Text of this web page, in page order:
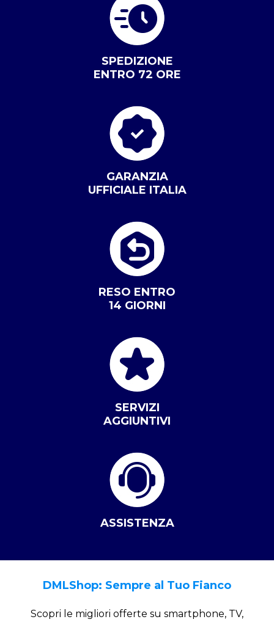
SPEDIZIONE
ENTRO 72 ORE
GARANZIA
UFFICIALE ITALIA
RESO ENTRO
14 GIORNI
SERVIZI
AGGIUNTIVI
ASSISTENZA
DMLShop: Sempre al Tuo Fianco
Scopri le migliori offerte su smartphone, TV,